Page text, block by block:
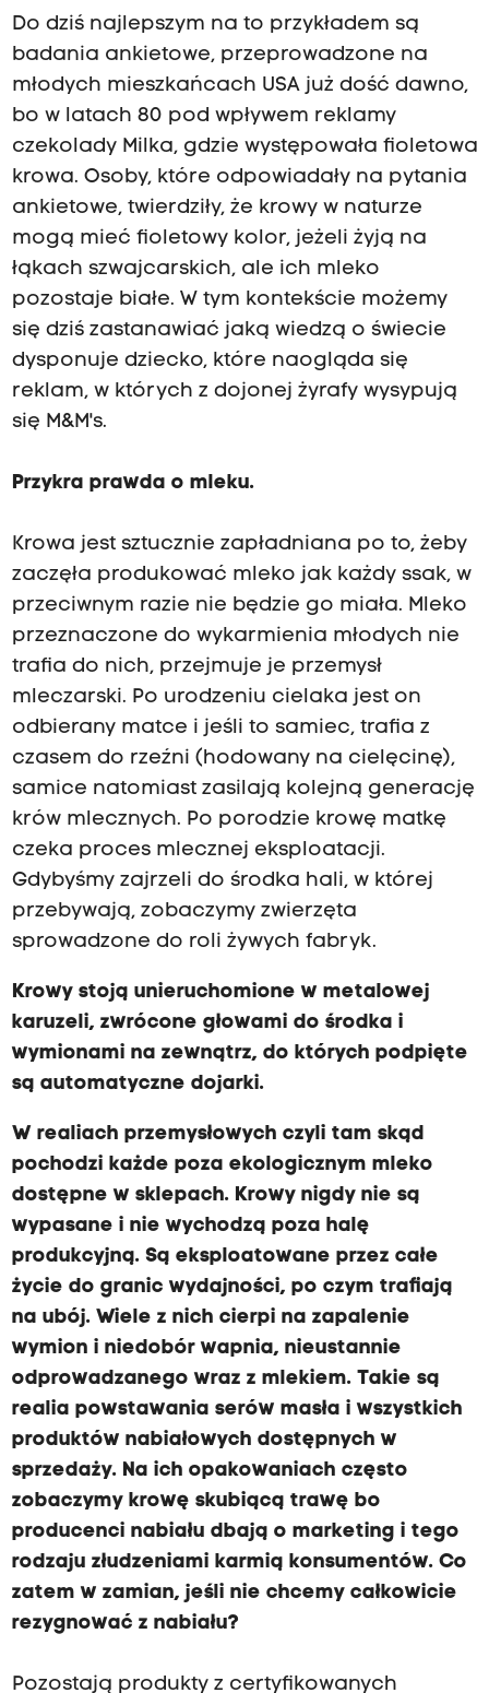
Do dziś najlepszym na to przykładem są
badania ankietowe, przeprowadzone na
młodych mieszkańcach USA już dość dawno,
bo w latach 80 pod wpływem reklamy
czekolady Milka, gdzie występowała fioletowa
krowa. Osoby, które odpowiadały na pytania
ankietowe, twierdziły, że krowy w naturze
mogą mieć fioletowy kolor, jeżeli żyją na
łąkach szwajcarskich, ale ich mleko
pozostaje białe. W tym kontekście możemy
się dziś zastanawiać jaką wiedzą o świecie
dysponuje dziecko, które naogląda się
reklam, w których z dojonej żyrafy wysypują
się M&M's.
Przykra prawda o mleku.
Krowa jest sztucznie zapładniana po to, żeby
zaczęła produkować mleko jak każdy ssak, w
przeciwnym razie nie będzie go miała. Mleko
przeznaczone do wykarmienia młodych nie
trafia do nich, przejmuje je przemysł
mleczarski. Po urodzeniu cielaka jest on
odbierany matce i jeśli to samiec, trafia z
czasem do rzeźni (hodowany na cielęcinę),
samice natomiast zasilają kolejną generację
krów mlecznych. Po porodzie krowę matkę
czeka proces mlecznej eksploatacji.
Gdybyśmy zajrzeli do środka hali, w której
przebywają, zobaczymy zwierzęta
sprowadzone do roli żywych fabryk.
Krowy stoją unieruchomione w metalowej
karuzeli, zwrócone głowami do środka i
wymionami na zewnątrz, do których podpięte
są automatyczne dojarki.
W realiach przemysłowych czyli tam skąd
pochodzi każde poza ekologicznym mleko
dostępne w sklepach. Krowy nigdy nie są
wypasane i nie wychodzą poza halę
produkcyjną. Są eksploatowane przez całe
życie do granic wydajności, po czym trafiają
na ubój. Wiele z nich cierpi na zapalenie
wymion i niedobór wapnia, nieustannie
odprowadzanego wraz z mlekiem. Takie są
realia powstawania serów masła i wszystkich
produktów nabiałowych dostępnych w
sprzedaży. Na ich opakowaniach często
zobaczymy krowę skubiącą trawę bo
producenci nabiału dbają o marketing i tego
rodzaju złudzeniami karmią konsumentów. Co
zatem w zamian, jeśli nie chcemy całkowicie
rezygnować z nabiału?
Pozostają produkty z certyfikowanych